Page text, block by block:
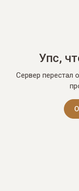
Упс,
Сервер перестал